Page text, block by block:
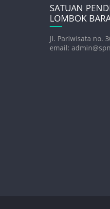
SATUAN
LOMBOK
Jl. Pariwisata no.
email: